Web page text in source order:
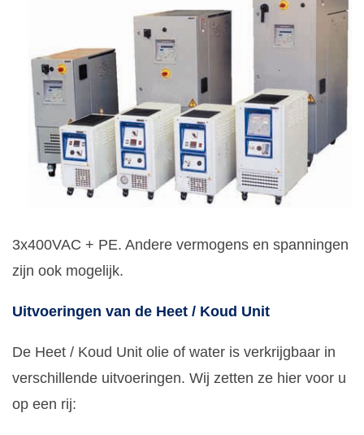
3x400VAC + PE. Andere vermogens en spanningen
zijn ook mogelijk.
Uitvoeringen van de Heet / Koud Unit
De Heet / Koud Unit olie of water is verkrijgbaar in
verschillende uitvoeringen. Wij zetten ze hier voor u
op een rij: